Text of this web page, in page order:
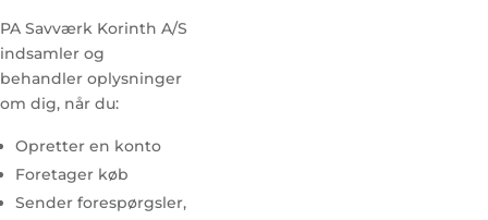
PA Savværk Korinth A/S
indsamler og
behandler oplysninger
om dig, når du:
Opretter en konto
Foretager køb
Sender forespørgsler,